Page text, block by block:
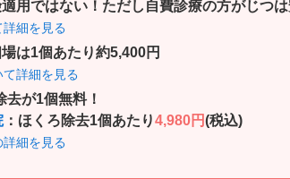
用ではない！ただし自費診療の方がじつ
細を見る
は1個あたり約5,400円
詳細を見る
が1個無料！
：ほくろ除去1個あたり4,980円(税込)
細を見る